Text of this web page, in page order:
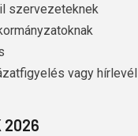
szervezeteknek
vagy hírlevél
2026